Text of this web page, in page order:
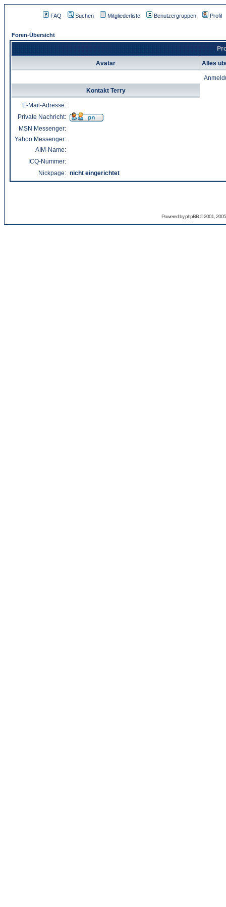
FAQ Suchen Mitgliederliste Benutzergruppen Profil
Foren-Übersicht
Avatar Alles
Kontakt Terry
E-Mail-Adresse:
Private Nachricht:
MSN Messenger:
Yahoo Messenger:
AIM-Name:
ICQ-Nummer:
Nickpage: nicht eingerichtet
Powered byphpBB© 2001,